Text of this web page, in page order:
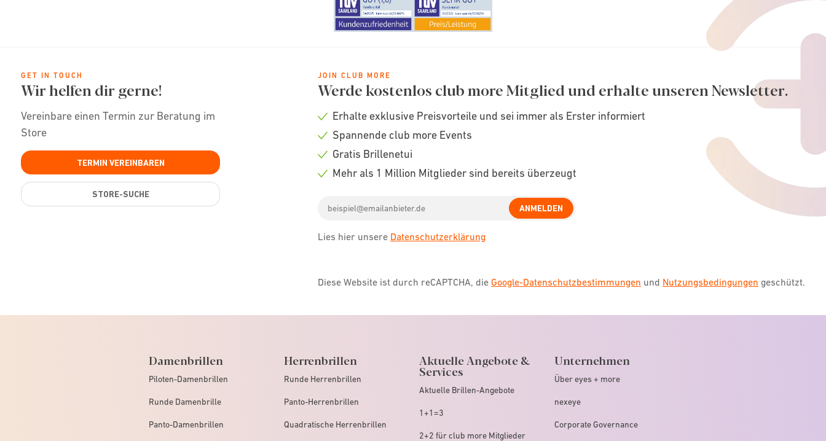
GET IN TOUCH
Wir helfen dir gerne!
Vereinbare einen Termin zur Beratung im
Store
TERMIN VEREINBAREN
STORE-SUCHE
JOIN CLUB MORE
Werde kostenlos club more Mitglied und erhalte unseren Newsletter.
Check
Erhalte exklusive Preisvorteile und sei immer als Erster informiert
Check
Spannende club more Events
Check
Gratis Brillenetui
Mehr als 1 Million Mitglieder sind bereits überzeugt
address
ANMELDEN
Lies hier unsere Datenschutzerklärung
Diese Website ist durch reCAPTCHA, die Google-Datenschutzbestimmungen und Nutzungsbedingungen geschützt.
Damenbrillen
Piloten-Damenbrillen
Runde Damenbrille
Panto-Damenbrillen
Herrenbrillen
Runde Herrenbrillen
Panto-Herrenbrillen
Quadratische Herrenbrillen
Aktuelle Angebote &
Services
Aktuelle Brillen-Angebote
1+1=3
2+2 für club more Mitglieder
Unternehmen
Über eyes + more
nexeye
Corporate Governance